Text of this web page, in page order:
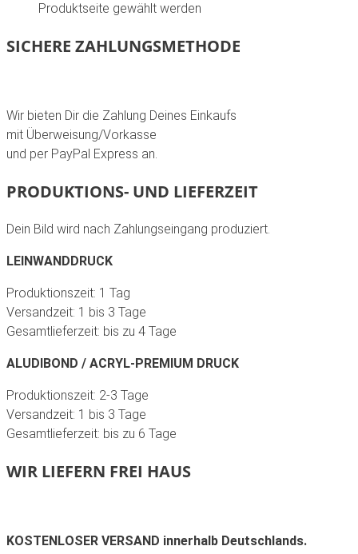
Produktseite gewählt werden
SICHERE ZAHLUNGSMETHODE
Wir bieten Dir die Zahlung Deines Einkaufs
mit Überweisung/Vorkasse
und per PayPal Express an.
PRODUKTIONS- UND LIEFERZEIT
Dein Bild wird nach Zahlungseingang produziert.
LEINWANDDRUCK
Produktionszeit: 1 Tag
Versandzeit: 1 bis 3 Tage
Gesamtlieferzeit: bis zu 4 Tage
ALUDIBOND / ACRYL-PREMIUM DRUCK
Produktionszeit: 2-3 Tage
Versandzeit: 1 bis 3 Tage
Gesamtlieferzeit: bis zu 6 Tage
WIR LIEFERN FREI HAUS
KOSTENLOSER VERSAND innerhalb Deutschlands.